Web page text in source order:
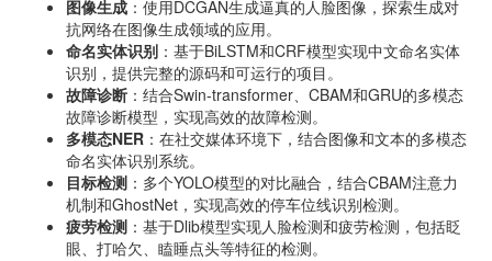
图像生成 ：使用DCGAN生成逼真的人脸图像，探索生成对
抗网络在图像生成领域的应用。
命名实体识别 ：基于BiLSTM和CRF模型实现中文命名实体
识别，提供完整的源码和可运行的项目。
故障诊断 ：结合Swin-transformer、CBAM和GRU的多模态
故障诊断模型，实现高效的故障检测。
多模态NER ：在社交媒体环境下，结合图像和文本的多模态
命名实体识别系统。
目标检测 ：多个YOLO模型的对比融合，结合CBAM注意力
机制和GhostNet，实现高效的停车位线识别检测。
疲劳检测 ：基于Dlib模型实现人脸检测和疲劳检测，包括眨
眼、打哈欠、瞌睡点头等特征的检测。